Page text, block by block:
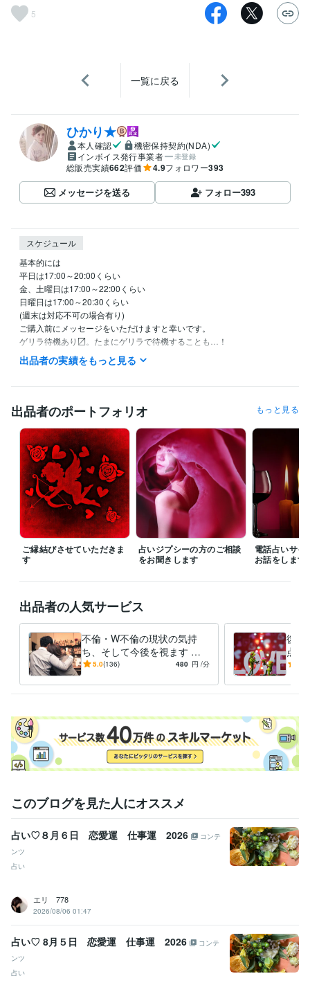
5
一覧に戻る
ひかり★
本人確認
機密保持契約(NDA)
インボイス発行事業者
未登録
総販売実績662評価 4.9フォロワー393
メッセージを送る フォロー393
スケジュール
基本的には
平日は17:00～20:00くらい
金、土曜日は17:00～22:00くらい
日曜日は17:00～20:30くらい
(週末は対応不可の場合有り)
ご購入前にメッセージをいただけますと幸いです。
ゲリラ待機あり〼。たまにゲリラで待機することも…！
そして、メッセージをいただければ、可能な限り寄り添えるよう努力致
NGワードをプロフィールに書いておりますので、閲覧後のご予約をお願
い致します。
ご縁がある方のみ見つけることのできる ひかり★を深夜帯、昼間、早朝
にご予約以外で見つけた方はラッキーです(*^^*)
経験職種
経営・マネジメント / 経営者・CEO・COO 経験年数 : 15年
経営・マネジメント / 取締役・執行役員 経験年数 : 3年
ライフスタイル・その他 / 占い師 経験年数 : 25年
ライフスタイル・その他 / 講師・インストラクター 経験年数 : 10年
ライフスタイル・その他 / カウンセラー・コーチ 経験年数 : 24年
アメブロ 全国歌唱大会　準優勝 コンプライアンス・ハラスメントに
ついて
某占いサイト　特別鑑定士
り 舞台用脚本、台本 電話占い師養成講座【話術担当】
資格・検定
メンタル心理カウンセラー 取得年 : 2018年
得意分野
悩み相談・カウンセリング スピリチュアル、霊感霊視、未来計画 霊
遠隔ヒーリングなど
恋愛・不倫 未来予知 霊感・霊視 サイキック 波動修正
言霊
遠隔ヒーリング
相談 仕事 人間関係
悩み相談・カウンセリング
愚痴聴きや人に言えない相談をお聞きし
ます 人に言えない性癖・身体のコンプレックス イライラがおさまら
イライラ 愚痴 性癖 コンプレックス
人には言えない
否定しない アドバイス
出品者の実績をもっと見る
出品者のポートフォリオ もっと見る
ご縁結びさせていただきま
す
占いジプシーの方のご相談
をお聞きします
電話占いサイ
お話をします
出品者の人気サービス
不倫・W不倫の現状の気持
ち、そして今後を視ます 人
に言えない。バレてはいけな
ます
5.0(136) 480 円 /分
復縁
点で
元カ
しょ
このブログを見た人にオススメ
占い♡８月６日 恋愛運 仕事運 2026
コンテ
ンツ
占い
エリ 778
2026/08/06 01:47
占い♡ 8月５日 恋愛運 仕事運 2026
コンテ
ンツ
占い